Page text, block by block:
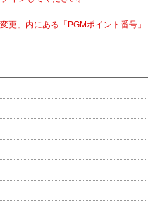
更」内にある「PGMポイント番号」